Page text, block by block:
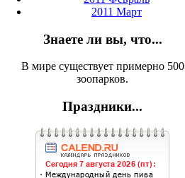
2011 Март
Знаете ли вы, что...
В мире существует примерно 500
зоопарков.
Праздники...